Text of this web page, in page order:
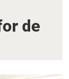
de